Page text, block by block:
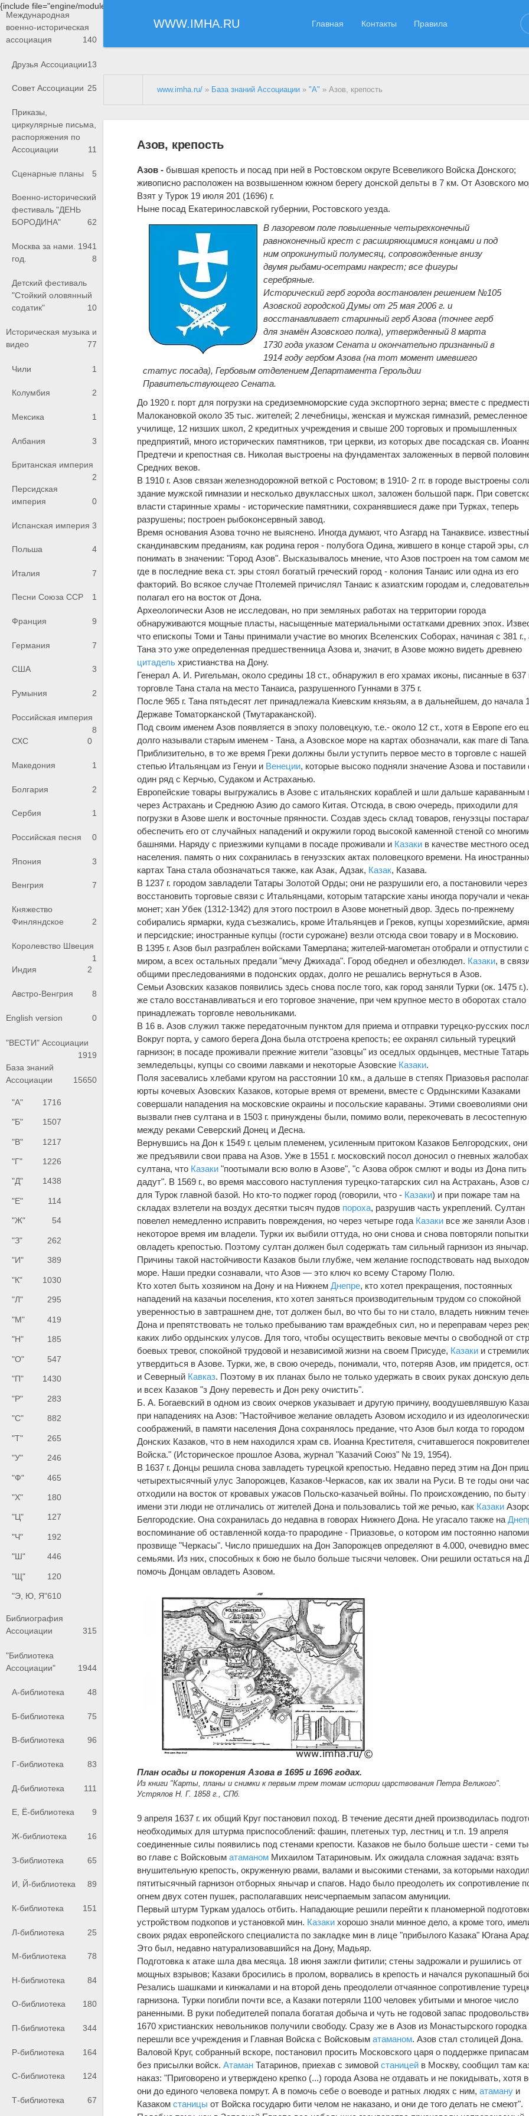
{include file="engine/modules/saperu/head.php"}
WWW.IMHA.RU Главная Контакты Правила
Международная
военно-историческая
ассоциация
140
Друзья Ассоциации13
Совет Ассоциации 25
Приказы,
циркулярные письма,
распоряжения по
Ассоциации
11
Сценарные планы 5
Военно-исторический
фестиваль "ДЕНЬ
БОРОДИНА"
62
Москва за нами. 1941
год.
8
Детский фестиваль
"Стойкий оловянный
содатик"
10
Историческая музыка и
видео
77
Чили 1
Колумбия 2
Мексика 1
Албания 3
Британская империя
2
Персидская
империя
0
Испанская империя 3
Польша 4
Италия 7
Песни Союза ССР 1
Франция 9
Германия 7
США 3
Румыния 2
Российская империя
8
СХС
0
Македония 1
Болгария 2
Сербия 1
Российская песня 0
Япония 3
Венгрия 7
Княжество
Финляндское
2
Королевство Швеция
1
Индия
2
Австро-Венгрия 8
English version 0
"ВЕСТИ" Ассоциации
1919
База знаний
Ассоциации
15650
"А" 1716
"Б" 1507
"В" 1217
"Г" 1226
"Д" 1438
"Е" 114
"Ж" 54
"З" 262
"И" 389
"К" 1030
"Л" 295
"М" 419
"Н" 185
"О" 547
"П" 1430
"Р" 283
"С" 882
"Т" 265
"У" 246
"Ф" 465
"Х" 180
"Ц" 127
"Ч" 192
"Ш" 446
"Щ" 120
"Э, Ю, Я"610
Библиография
Ассоциации
315
"Библиотека
Ассоциации"
1944
А-библиотека 48
Б-библиотека 75
В-библиотека 96
Г-библиотека 83
Д-библиотека 111
Е, Ё-библиотека 9
Ж-библиотека 16
З-библиотека 65
И, Й-библиотека 89
К-библиотека 151
Л-библиотека 25
М-библиотека 78
Н-библиотека 84
О-библиотека 180
П-библиотека 344
Р-библиотека 164
С-библиотека 124
Т-библиотека 67
www.imha.ru/ » База знаний Ассоциации »"А" » Азов, крепость
Азов, крепость
Азов- бывшая крепость и посад при ней в Ростовском округе Всевеликого Войска Донского;
живописно расположен на возвышенном южном берегу донской дельты в 7 км. От Азовского
Взят у Турок 19 июля 201 (1696) г.
Ныне посад Екатеринославской губернии, Ростовского уезда.
В лазоревом поле повышенные четырехконечный
равноконечный крест с расширяющимися концами и под
ним опрокинутый полумесяц, сопровожденные внизу
двумя рыбами-осетрами накрест; все фигуры
серебряные.
Исторический герб города востановлен решением №105
Азовской городской Думы от 25 мая 2006 г. и
восстанавливает старинный герб Азова (точнее герб
для знамён Азовского полка), утвержденный 8 марта
1730 года указом Сената и окончательно признанный в
1914 году гербом Азова (на тот момент имевшего
статус посада), Гербовым отделением Департамента Герольдии
Правительствующего Сената.
До 1920 г. порт для погрузки на средиземноморские суда экспортного зерна; вместе с
Малокановкой около 35 тыс. жителей; 2 лечебницы, женская и мужская гимназий, ремесленное
училище, 12 низших школ, 2 кредитных учреждения и свыше 200 торговых и промышленных
предприятий, много исторических памятников, три церкви, из которых две посадская св.
Предтечи и крепостная св. Николая выстроены на фундаментах заложенных в первой
Средних веков.
В 1910 г. Азов связан железнодорожной веткой с Ростовом; в 1910- 2 гг. в городе выстроены
здание мужской гимназии и несколько двуклассных школ, заложен большой парк. При
власти старинные храмы - исторические памятники, сохранявшиеся даже при Турках, теперь
разрушены; построен рыбоконсервный завод.
Время основания Азова точно не выяснено. Иногда думают, что Азгард на Танаквисе.
скандинавским преданиям, как родина героя - полубога Одина, жившего в конце старой эры,
понимать в значении: "Город Азов". Высказывалось мнение, что Азов построен на том самом
где в последние века ст. эры стоял богатый греческий город - колония Танаис или одна из его
факторий. Во всякое случае Птолемей причислял Танаис к азиатским городам и,
полагал его на восток от Дона.
Археологически Азов не исследован, но при земляных работах на территории города
обнаруживаются мощные пласты, насыщенные материальными остатками древних эпох.
что епископы Томи и Таны принимали участие во многих Вселенских Соборах, начиная с 381 г.,
Тана это уже определенная предшественница Азова и, значит, в Азове можно видеть древнею
цитадель христианства на Дону.
Генерал А. И. Ригельман, около средины 18 ст., обнаружил в его храмах иконы, писанные в 637
торговле Тана стала на место Танаиса, разрушенного Гуннами в 375 г.
После 965 г. Тана пятьдесят лет принадлежала Киевским князьям, а в дальнейшем, до начала
Державе Томаторканской (Тмутараканской).
Под своим именем Азов появляется в эпоху половецкую, т.е.- около 12 ст., хотя в Европе его
долго называли старым именем - Тана, а Азовское море на картах обозначали, как mare di Tana.
Приблизительно, в то же время Греки должны были уступить первое место в торговле с нашей
степью Итальянцам из Генуи и Венеции, которые высоко подняли значение Азова и поставили
один ряд с Керчью, Судаком и Астраханью.
Европейские товары выгружались в Азове с итальянских кораблей и шли дальше караванным
через Астрахань и Среднюю Азию до самого Китая. Отсюда, в свою очередь, приходили для
погрузки в Азове шелк и восточные прянности. Создав здесь склад товаров, генуэзцы
обеспечить его от случайных нападений и окружили город высокой каменной стеной со
башнями. Наряду с приезжими купцами в посаде проживали и Казаки в качестве местного
населения. память о них сохранилась в генуэзских актах половецкого времени. На
картах Тана стала обозначаться также, как Азак, Адзак, Казак, Казава.
В 1237 г. городом завладели Татары Золотой Орды; они не разрушили его, а постановили через
восстановить торговые связи с Итальянцами, которым татарские ханы иногда поручали и
монет; хан Убек (1312-1342) для этого построил в Азове монетный двор. Здесь по-прежнему
собирались ярмарки, куда съезжались, кроме Итальянцев и Греков, купцы хорезмийские,
и персидские; иностранные купцы (гости сурожане) везли отсюда свои товару и в Московию.
В 1395 г. Азов был разграблен войсками Тамерлана; жителей-магометан отобрали и отпустили с
миром, а всех остальных предали "мечу Джихада". Город обеднел и обезлюдел. Казаки, в
общими преследованиями в подонских ордах, долго не решались вернуться в Азов.
Семьи Азовских казаков появились здесь снова после того, как город заняли Турки (ок. 1475
же стало восстанавливаться и его торговое значение, при чем крупное место в оборотах стало
принадлежать торговле невольниками.
В 16 в. Азов служил также передаточным пунктом для приема и отправки турецко-русских
Вокруг порта, у самого берега Дона была отстроена крепость; ее охранял сильный турецкий
гарнизон; в посаде проживали прежние жители "азовцы" из оседлых ордынцев, местные
земледельцы, купцы со своими лавками и некоторые Азовские Казаки.
Поля засевались хлебами кругом на расстоянии 10 км., а дальше в степях Приазовья
юрты кочевых Азовских Казаков, которые время от времени, вместе с Ордынскими Казаками
совершали нападения на московские окраины и посольские караваны. Этими своеволиями они
вызвали гнев султана и в 1503 г. принуждены были, помимо воли, перекочевать в лесостепную
между реками Северский Донец и Десна.
Вернувшись на Дон к 1549 г. целым племенем, усиленным притоком Казаков Белгородских, они
же предъявили свои права на Азов. Уже в 1551 г. московский посол доносил о гневных жалобах
султана, что Казаки "поотымали всю волю в Азове", "с Азова оброк смлют и воды из Дона пить
дадут". В 1569 г., во время массового наступления турецко-татарских сил на Астрахань, Азов
для Турок главной базой. Но кто-то поджег город (говорили, что - Казаки) и при пожаре там на
складах взлетели на воздух десятки тысяч пудов пороха, разрушив часть укреплений. Султан
повелел немедленно исправить повреждения, но через четыре года Казаки все же заняли Азов
некоторое время им владели. Турки их выбили оттуда, но они снова и снова повторяли попытки
овладеть крепостью. Поэтому султан должен был содержать там сильный гарнизон из янычар.
Причины такой настойчивости Казаков были глубже, чем желание господствовать над
море. Наши предки сознавали, что Азов — это ключ ко всему Старому Полю.
Кто хотел быть хозяином на Дону и на НижнемДнепре, кто хотел прекращения, постоянных
нападений на казачьи поселения, кто хотел заняться производительным трудом со спокойной
уверенностью в завтрашнем дне, тот должен был, во что бы то ни стало, владеть нижним
Дона и препятствовать не только пребыванию там враждебных сил, но и переправам через
каких либо ордынских улусов. Для того, чтобы осуществить вековые мечты о свободной от
боевых тревог, спокойной трудовой и независимой жизни на своем Присуде, Казаки и
утвердиться в Азове. Турки, же, в свою очередь, понимали, что, потеряв Азов, им придется,
и Северный Кавказ. Поэтому в их планах было не только удержать в своих руках донскую
и всех Казаков "з Дону перевесть и Дон реку очистить".
Б. А. Богаевский в одном из своих очерков указывает и другую причину, воодушевлявшую
при нападениях на Азов: "Настойчивое желание овладеть Азовом исходило и из
соображений, в памяти населения Дона сохранялось предание, что Азов был когда то городом
Донских Казаков, что в нем находился храм св. Иоанна Крестителя, считавшегося
Войска." (Историческое прошлое Азова, журнал "Казачий Союз" № 19, 1954).
В 1637 г. Донцы решила снова завладеть турецкой крепостью. Недавно перед этим на Дон
четырехтысячный улус Запорожцев, Казаков-Черкасов, как их звали на Руси. В те годы они
отходили на восток от кровавых ужасов Польско-казачьей войны. По происхождению, по быту
имени эти люди не отличались от жителей Дона и пользовались той же речью, как Казаки
Белгородские. Она сохранилась до недавна в говорах Нижнего Дона. Не угасало также на
воспоминание об оставленной когда-то прародине - Приазовье, о котором им постоянно
прозвище "Черкасы". Число пришедших на Дон Запорожцев определяют в 4.000, очевидно
семьями. Из них, способных к бою не было больше тысячи человек. Они решили остаться на
помочь Донцам овладеть Азовом.
План осады и покорения Азова в 1695 и 1696 годах.
Из книги "Карты, планы и снимки к первым трем томам истории царствования Петра Великого".
Устрялов Н. Г. 1858 г., СПб.
9 апреля 1637 г. их общий Круг постановил поход. В течение десяти дней производилась
необходимых для штурма приспособлений: фашин, плетеных тур, лестниц и т.п. 19 апреля
соединенные силы появились под стенами крепости. Казаков не было больше шести - семи
во главе с Войсковыматаманом Михаилом Татариновым. Их ожидала сложная задача: взять
внушительную крепость, окруженную рвами, валами и высокими стенами, за которыми
пятитысячный гарнизон отборных янычар и спагов. Надо было преодолеть их сопротивление
огнем двух сотен пушек, располагавших неисчерпаемым запасом амуниции.
Первый штурм Туркам удалось отбить. Нападающие решили перейти к планомерной
устройством подкопов и установкой мин. Казаки хорошо знали минное дело, а кроме того,
своих рядах европейского специалиста по закладке мин в лице "прибылого Казака" Югана
Это был, недавно натурализовавшийся на Дону, Мадьяр.
Подготовка к атаке шла два месяца. 18 июня зажгли фитили; стены задрожали и рушились от
мощных взрывов; Казаки бросились в пролом, ворвались в крепость и начался рукопашный
Резались шашками и кинжалами и на второй день преодолели отчаянное сопротивление
гарнизона. Турки погибли почти все, а Казаки потеряли 1100 человек убитыми и многое число
раненными. В руки победителей попала богатая добыча и чуть не годовой запас
1670 христианских невольников получили свободу. Сразу же в Азов из Монастырского городка
перешли все учреждения и Главная Войска с Войсковыматаманом. Азов стал столицей Дона.
Валовой Круг, собранный вскоре, постановил просить Московского царя о поддержке
без присылки войск.Атаман Татаринов, приехав с зимовойстаницей в Москву, сообщил там
наказ: "Приговорено и утверждено крепко (...) города Азова не отдавать и не покидывать, хотя
они до единого человека помрут. А в помочь себе о воеводе и ратных людях с ним,атаману и
Казакомстаницы от Войска государю бити челом не наказано, и они де того делать не смеют".